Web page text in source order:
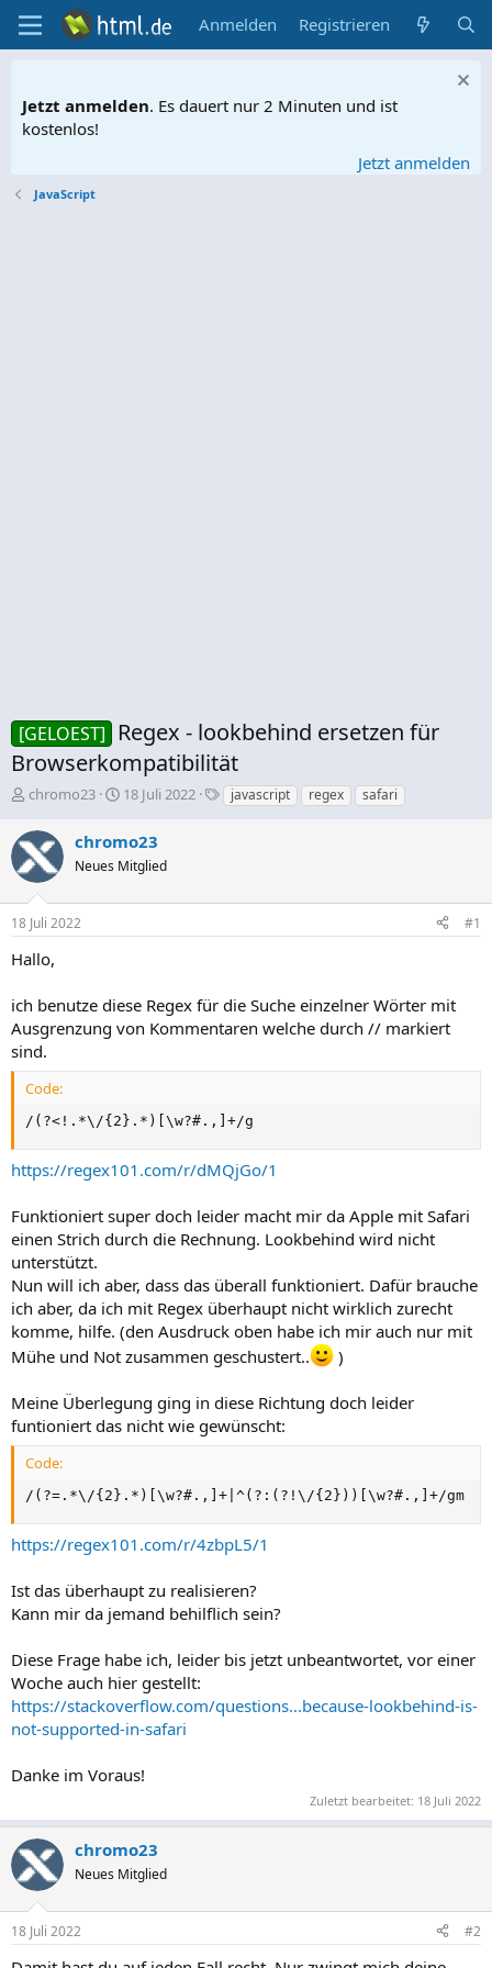
Anmelden Registrieren
Jetzt anmelden. Es dauert nur 2 Minuten und ist
kostenlos!
Jetzt anmelden
JavaScript
[GELOEST]
Regex - lookbehind ersetzen für
Browserkompatibilität
E
s
t
e
e
chromo23
E
t
e
t
18 Juli 2022
S
c
o
javascript regex safari
chromo23
Neues Mitglied
18 Juli 2022 #1
Hallo,
ich benutze diese Regex für die Suche einzelner Wörter mit
Ausgrenzung von Kommentaren welche durch // markiert
sind.
Code:
/(?<!.*\/{2}.*)[\w?#.,]+/g
https://regex101.com/r/dMQjGo/1
Funktioniert super doch leider macht mir da Apple mit Safari
einen Strich durch die Rechnung. Lookbehind wird nicht
unterstützt.
Nun will ich aber, dass das überall funktioniert. Dafür brauche
ich aber, da ich mit Regex überhaupt nicht wirklich zurecht
komme, hilfe. (den Ausdruck oben habe ich mir auch nur mit
Mühe und Not zusammen geschustert..
)
Meine Überlegung ging in diese Richtung doch leider
funtioniert das nicht wie gewünscht:
Code:
/(?=.*\/{2}.*)[\w?#.,]+|^(?:(?!\/{2}))[\w?#.,]+/gm
https://regex101.com/r/4zbpL5/1
Ist das überhaupt zu realisieren?
Kann mir da jemand behilflich sein?
Diese Frage habe ich, leider bis jetzt unbeantwortet, vor einer
Woche auch hier gestellt:
https://stackoverflow.com/questions...because-lookbehind-is-
not-supported-in-safari
Danke im Voraus!
Zuletzt bearbeitet: 18 Juli 2022
chromo23
Neues Mitglied
18 Juli 2022 #2